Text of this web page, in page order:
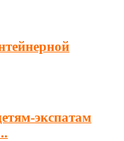
экспатам